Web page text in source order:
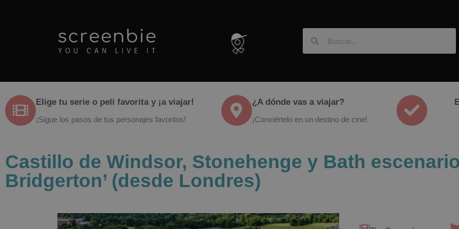
Elige tu serie o peli favorita y ¡a viajar!
¡Sigue los pasos de tus personajes favoritos!
¿A dónde vas a viajar?
¡Conviértelo en un destino de cine!
Castillo de Windsor, Stonehenge y Bath
Bridgerton’ (desde Londres)